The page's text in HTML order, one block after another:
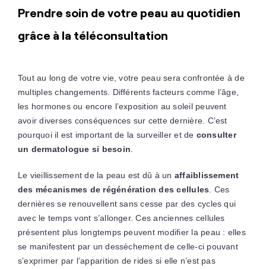
Prendre soin de votre peau au quotidien
grâce à la téléconsultation
Tout au long de votre vie, votre peau sera confrontée à de
multiples changements. Différents facteurs comme l’âge,
les hormones ou encore l’exposition au soleil peuvent
avoir diverses conséquences sur cette dernière. C’est
pourquoi il est important de la surveiller et de consulter
un dermatologue si besoin
Le vieillissement de la peau est dû à un affaiblissement
des mécanismes de régénération des cellules . Ces
dernières se renouvellent sans cesse par des cycles qui
avec le temps vont s’allonger. Ces anciennes cellules
présentent plus longtemps peuvent modifier la peau : elles
se manifestent par un dessèchement de celle-ci pouvant
s’exprimer par l’apparition de rides si elle n’est pas